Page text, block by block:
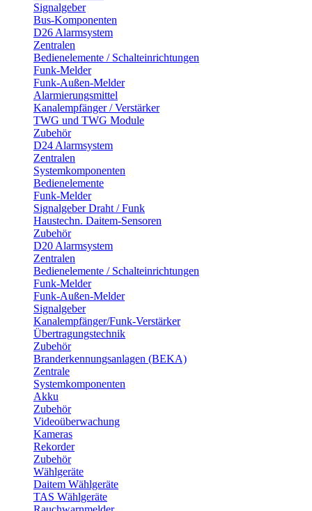
Signalgeber
Bus-Komponenten
D26 Alarmsystem
Zentralen
Bedienelemente / Schalteinrichtungen
Funk-Melder
Funk-Außen-Melder
Alarmierungsmittel
Kanalempfänger / Verstärker
TWG und TWG Module
Zubehör
D24 Alarmsystem
Zentralen
Systemkomponenten
Bedienelemente
Funk-Melder
Signalgeber Draht / Funk
Haustechn. Daitem-Sensoren
Zubehör
D20 Alarmsystem
Zentralen
Bedienelemente / Schalteinrichtungen
Funk-Melder
Funk-Außen-Melder
Signalgeber
Kanalempfänger/Funk-Verstärker
Übertragungstechnik
Zubehör
Branderkennungsanlagen (BEKA)
Zentrale
Systemkomponenten
Akku
Zubehör
Videoüberwachung
Kameras
Rekorder
Zubehör
Wählgeräte
Daitem Wählgeräte
TAS Wählgeräte